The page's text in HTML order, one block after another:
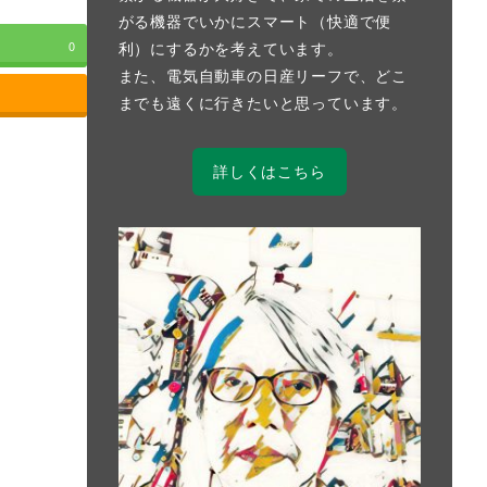
0
がる機器でいかにスマート（快適で便
利）にするかを考えています。
また、電気自動車の日産リーフで、どこ
までも遠くに行きたいと思っています。
詳しくはこちら